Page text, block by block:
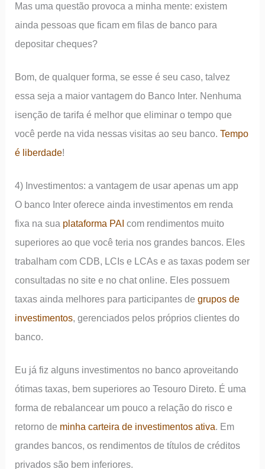
Mas uma questão provoca a minha mente: existem
ainda pessoas que ficam em filas de banco para
depositar cheques?
Bom, de qualquer forma, se esse é seu caso, talvez
essa seja a maior vantagem do Banco Inter. Nenhuma
isenção de tarifa é melhor que eliminar o tempo que
você perde na vida nessas visitas ao seu banco.Tempo
é liberdade!
4) Investimentos: a vantagem de usar apenas um app
O banco Inter oferece ainda investimentos em renda
fixa na sua plataforma PAI com rendimentos muito
superiores ao que você teria nos grandes bancos. Eles
trabalham com CDB, LCIs e LCAs e as taxas podem ser
consultadas no site e no chat online. Eles possuem
taxas ainda melhores para participantes degrupos de
investimentos, gerenciados pelos próprios clientes do
banco.
Eu já fiz alguns investimentos no banco aproveitando
ótimas taxas, bem superiores ao Tesouro Direto. É uma
forma de rebalancear um pouco a relação do risco e
retorno de minha carteira de investimentos ativa. Em
grandes bancos, os rendimentos de títulos de créditos
privados são bem inferiores.